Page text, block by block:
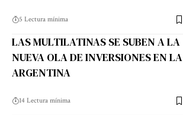
5 Lectura mínima
LAS MULTILATINAS SE SUBEN A LA
NUEVA OLA DE INVERSIONES EN LA
ARGENTINA
14 Lectura mínima